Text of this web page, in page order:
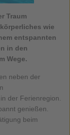
Traum
wie
entspannten
in den
Wege.
neben der
der Ferienregion.
genießen.
beim